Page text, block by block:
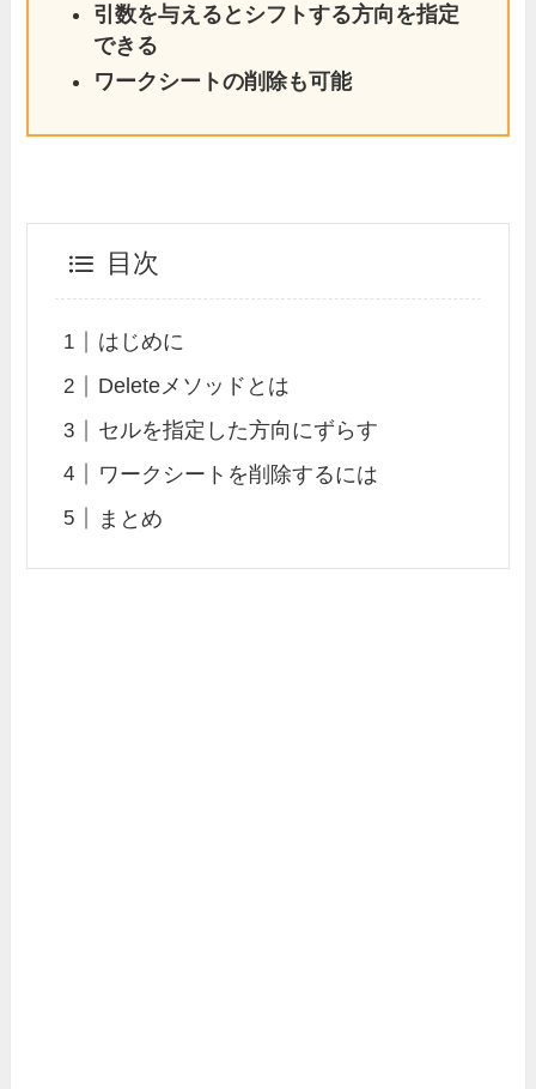
引数を与えるとシフトする方向を指定
できる
ワークシートの削除も可能
目次
はじめに
Deleteメソッドとは
セルを指定した方向にずらす
ワークシートを削除するには
まとめ